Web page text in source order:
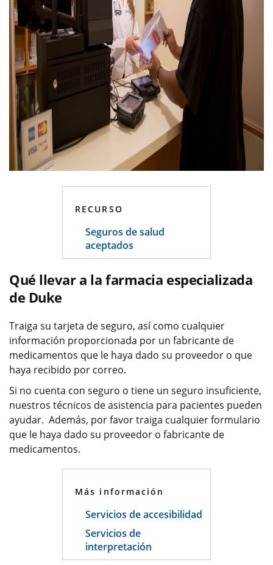
RECURSO
Seguros de salud
aceptados
Más información
Servicios de accesibilidad
Servicios de
interpretación
Qué llevar a la farmacia especializada
de Duke
Traiga su tarjeta de seguro, así como cualquier
información proporcionada por un fabricante de
medicamentos que le haya dado su proveedor o que
haya recibido por correo.
Si no cuenta con seguro o tiene un seguro insuficiente,
nuestros técnicos de asistencia para pacientes pueden
ayudar. Además, por favor traiga cualquier formulario
que le haya dado su proveedor o fabricante de
medicamentos.